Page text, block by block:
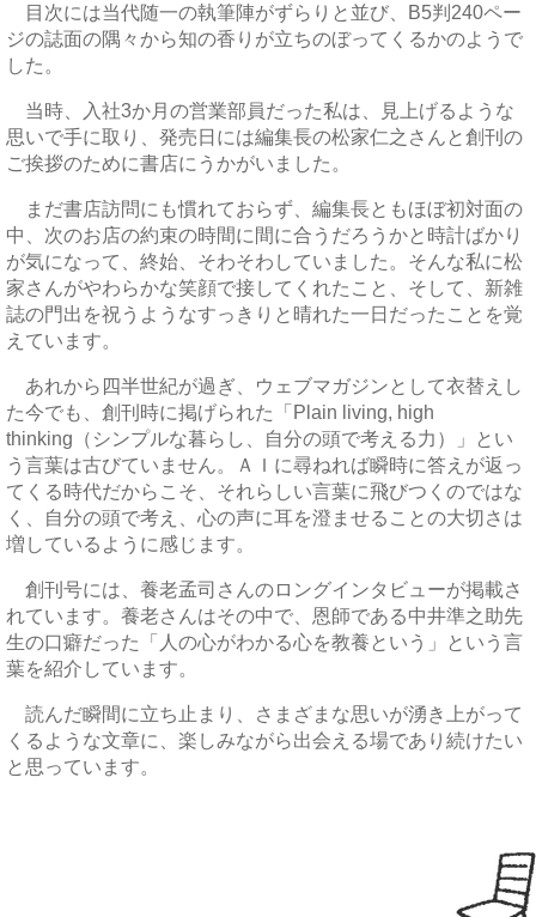
目次には当代随一の執筆陣がずらりと並び、B5判240ペー
ジの誌面の隅々から知の香りが立ちのぼってくるかのようで
した。
当時、入社3か月の営業部員だった私は、見上げるような
思いで手に取り、発売日には編集長の松家仁之さんと創刊の
ご挨拶のために書店にうかがいました。
まだ書店訪問にも慣れておらず、編集長ともほぼ初対面の
中、次のお店の約束の時間に間に合うだろうかと時計ばかり
が気になって、終始、そわそわしていました。そんな私に松
家さんがやわらかな笑顔で接してくれたこと、そして、新雑
誌の門出を祝うようなすっきりと晴れた一日だったことを覚
えています。
あれから四半世紀が過ぎ、ウェブマガジンとして衣替えし
た今でも、創刊時に掲げられた「Plain living, high
thinking（シンプルな暮らし、自分の頭で考える力）」とい
う言葉は古びていません。ＡＩに尋ねれば瞬時に答えが返っ
てくる時代だからこそ、それらしい言葉に飛びつくのではな
く、自分の頭で考え、心の声に耳を澄ませることの大切さは
増しているように感じます。
創刊号には、養老孟司さんのロングインタビューが掲載さ
れています。養老さんはその中で、恩師である中井準之助先
生の口癖だった「人の心がわかる心を教養という」という言
葉を紹介しています。
読んだ瞬間に立ち止まり、さまざまな思いが湧き上がって
くるような文章に、楽しみながら出会える場であり続けたい
と思っています。